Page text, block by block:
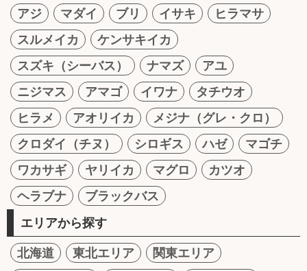
アジ マダイ ブリ イサキ
ヒラマサ
スルメイカ
ケンサキイカ
スズキ（シーバス）
ナマズ
アユ
ニジマス
アマゴ イワナ
タチウオ
ヒラメ
アオリイカ
メジナ（グレ・クロ）
クロダイ（チヌ）
シロギス ハゼ
マゴチ
ワカサギ
ヤリイカ マグロ
カツオ
ヘラブナ
ブラックバス
エリアから探す
北海道 東北エリア
関東エリア